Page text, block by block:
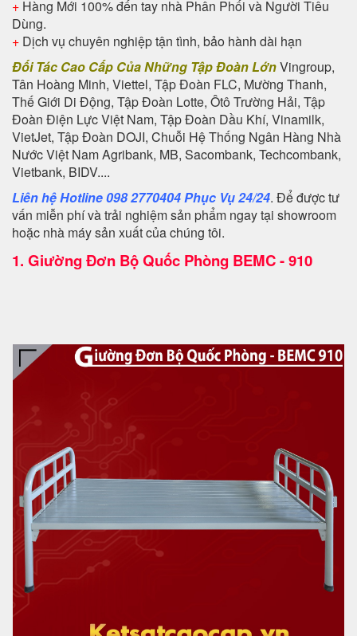
+ Hàng Mới 100% đến tay nhà Phân Phối và Người Tiêu
Dùng.
+ Dịch vụ chuyên nghiệp tận tình, bảo hành dài hạn
Đối Tác Cao Cấp Của Những Tập Đoàn LớnVingroup,
Tân Hoàng Minh, Viettel, Tập Đoàn FLC, Mường Thanh,
Thế Giới Di Động, Tập Đoàn Lotte, Ôtô Trường Hải, Tập
Đoàn Điện Lực Việt Nam, Tập Đoàn Dầu Khí, Vinamilk,
VietJet, Tập Đoàn DOJI, Chuỗi Hệ Thống Ngân Hàng Nhà
Nước Việt Nam Agribank, MB, Sacombank, Techcombank,
Vietbank, BIDV....
Liên hệ Hotline 098 2770404 Phục Vụ 24/24. Để được tư
vấn miễn phí và trải nghiệm sản phẩm ngay tại showroom
hoặc nhà máy sản xuất của chúng tôi.
1. Giường Đơn Bộ Quốc Phòng BEMC - 910